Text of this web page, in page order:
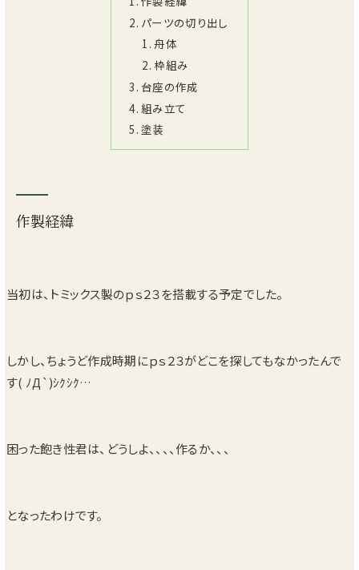
パーツの切り出し
舟体
枠組み
台座の作成
組み立て
塗装
作製経緯
当初は、トミックス製のｐｓ２３を搭載する予定でした。
しかし、ちょうど作成時期にｐｓ２３がどこを探してもなかったんで
す( ﾉД`)ｼｸｼｸ…
困った飽き性君は、どうしよ、、、、作るか、、、
となったわけです。